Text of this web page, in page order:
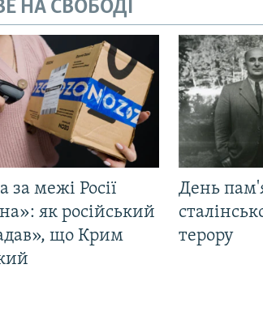
НА СВОБОДІ
за межі Росії
як російський
що Крим
День
терору